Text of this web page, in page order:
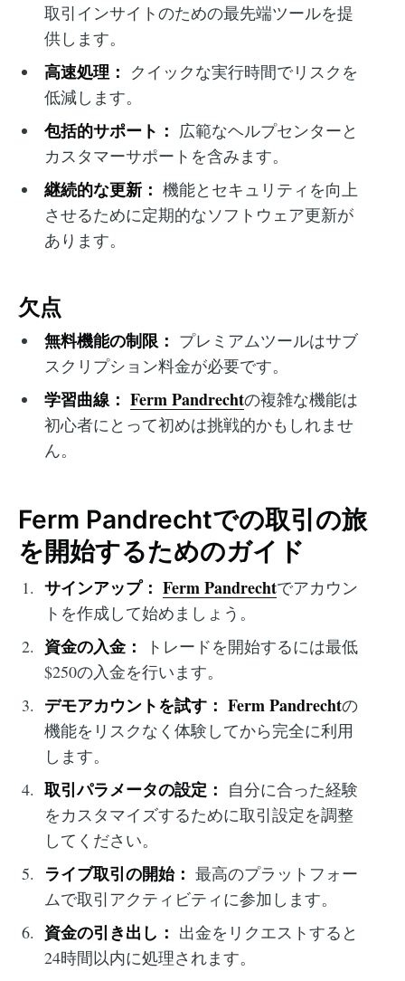
取引インサイトのための最先端ツールを提
供します。
高速処理： クイックな実行時間でリスクを
低減します。
包括的サポート： 広範なヘルプセンターと
カスタマーサポートを含みます。
継続的な更新： 機能とセキュリティを向上
させるために定期的なソフトウェア更新が
あります。
欠点
無料機能の制限： プレミアムツールはサブ
スクリプション料金が必要です。
学習曲線： Ferm Pandrechtの複雑な機能は
初心者にとって初めは挑戦的かもしれませ
ん。
Ferm Pandrechtでの取引の旅
を開始するためのガイド
サインアップ： Ferm Pandrechtでアカウン
トを作成して始めましょう。
資金の入金：
トレードを開始するには最低
$250の入金を行います。
デモアカウントを試す： Ferm Pandrechtの
機能をリスクなく体験してから完全に利用
します。
取引パラメータの設定： 自分に合った経験
をカスタマイズするために取引設定を調整
してください。
ライブ取引の開始： 最高のプラットフォー
ムで取引アクティビティに参加します。
資金の引き出し： 出金をリクエストすると
24時間以内に処理されます。